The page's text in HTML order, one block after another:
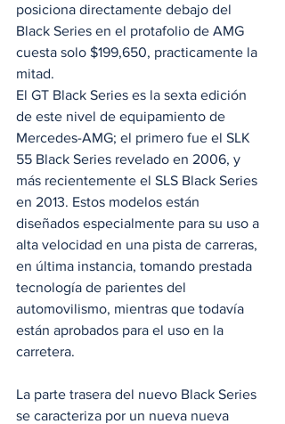
posiciona directamente debajo del
Black Series en el protafolio de AMG
cuesta solo $199,650, practicamente la
mitad.
El GT Black Series es la sexta edición
de este nivel de equipamiento de
Mercedes-AMG; el primero fue el SLK
55 Black Series revelado en 2006, y
más recientemente el SLS Black Series
en 2013. Estos modelos están
diseñados especialmente para su uso a
alta velocidad en una pista de carreras,
en última instancia, tomando prestada
tecnología de parientes del
automovilismo, mientras que todavía
están aprobados para el uso en la
carretera.
La parte trasera del nuevo Black Series
se caracteriza por un nueva nueva